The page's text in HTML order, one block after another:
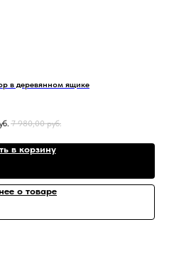
в деревянном ящике
7 980,00 руб.
в корзину
о товаре